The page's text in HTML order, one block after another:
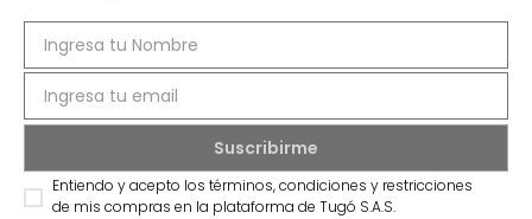
Entiendo y acepto los términos, condiciones y restricciones
de mis compras en la plataforma de Tugó S.A.S.